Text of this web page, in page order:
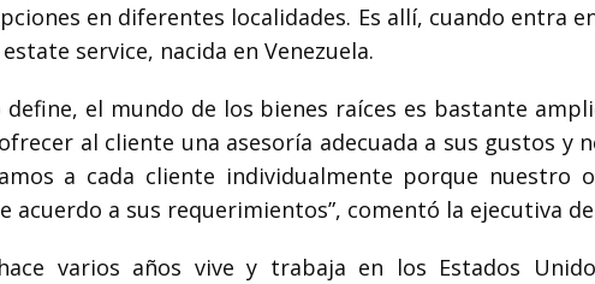
en diferentes localidades. Es allí, cuando entra
service, nacida en Venezuela.
el mundo de los bienes raíces es bastante
al cliente una asesoría adecuada a sus gustos y
a cada cliente individualmente porque nuestro
acuerdo a sus requerimientos”, comentó la ejecutiva
varios años vive y trabaja en los Estados